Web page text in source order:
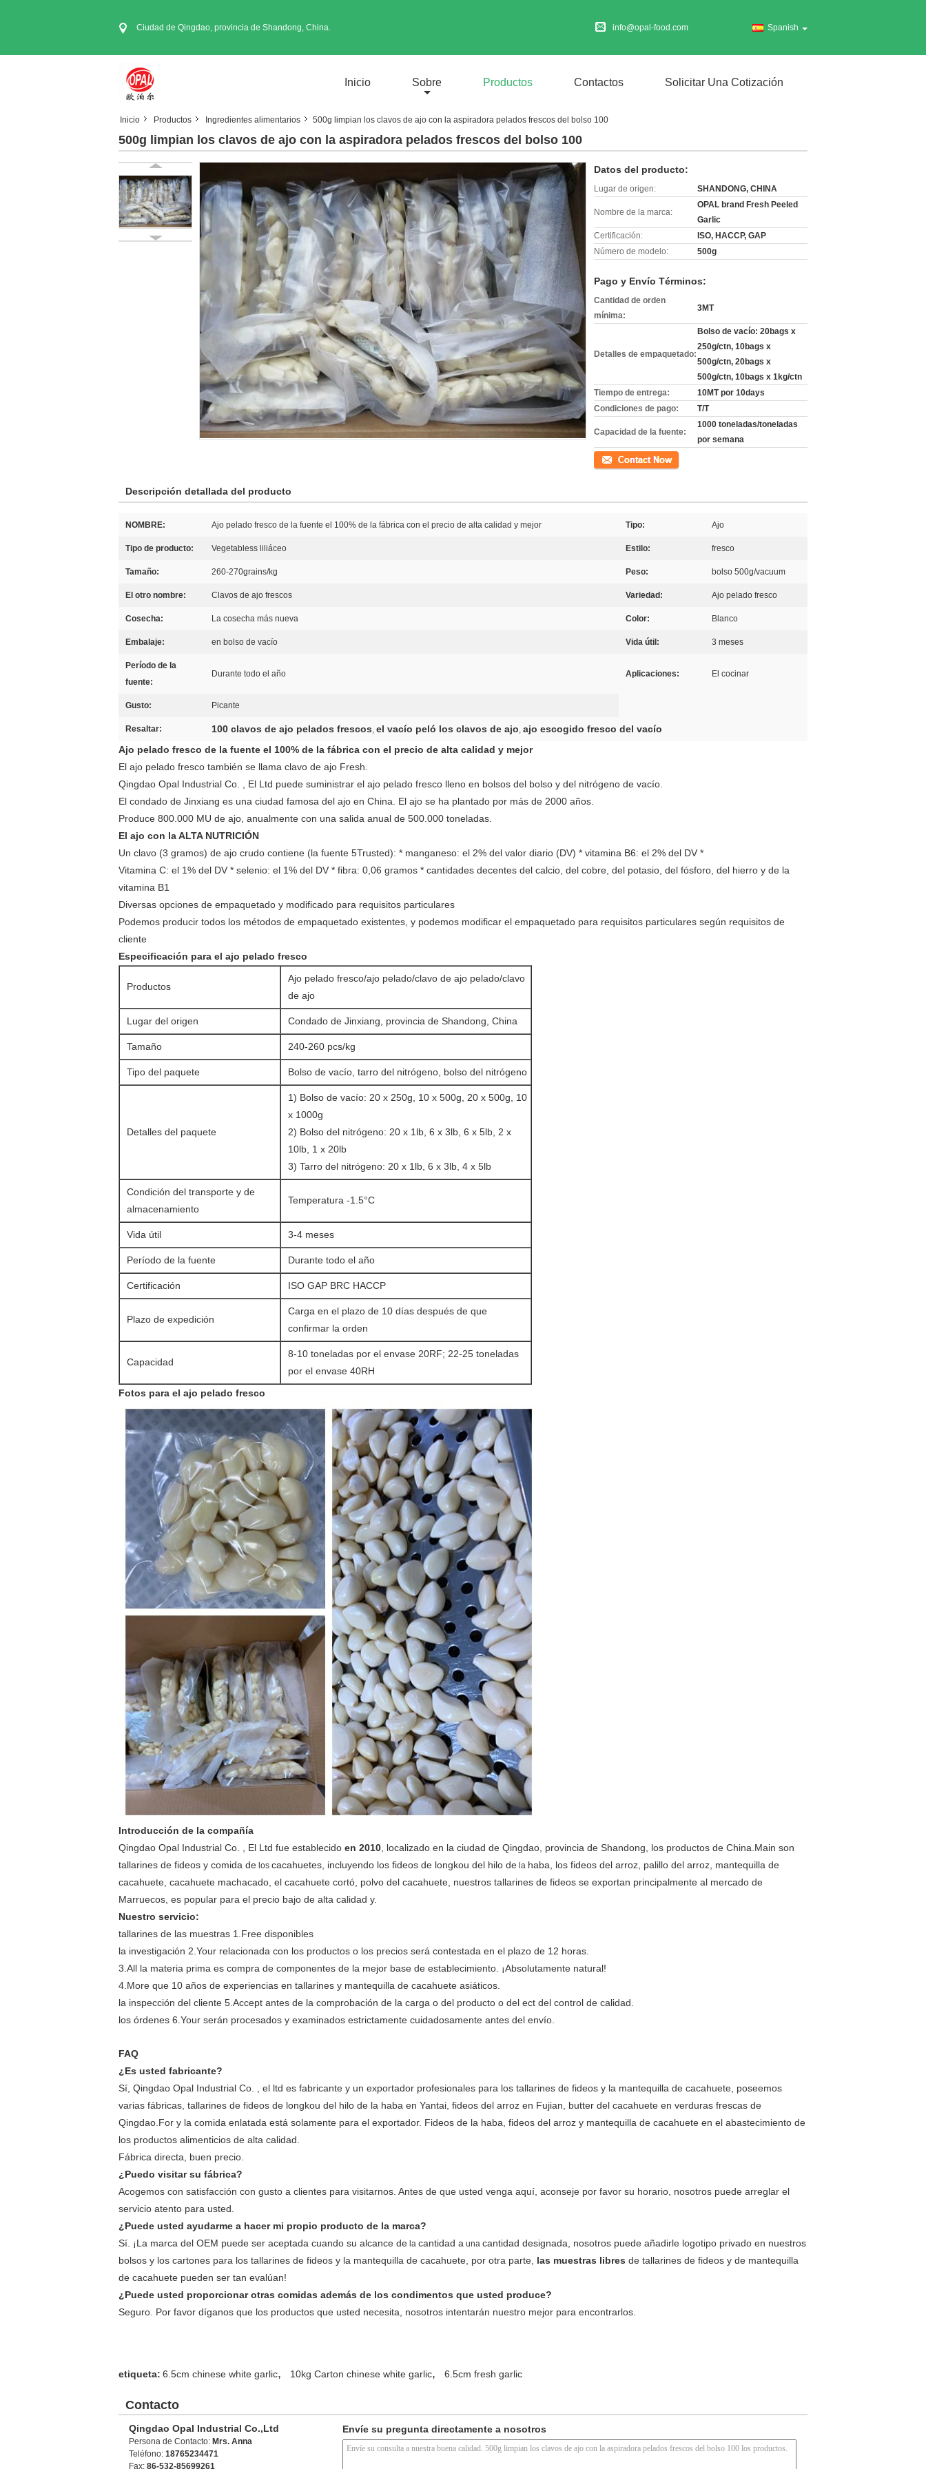
Ciudad de Qingdao, provincia de Shandong, China. info@opal-food.com Spanish
Inicio Sobre Productos Contactos Solicitar Una Cotización
Inicio Productos Ingredientes alimentarios 500g limpian los clavos de ajo con la aspiradora pelados frescos del bolso 100
500g limpian los clavos de ajo con la aspiradora pelados frescos del bolso 100
Datos del producto:
Lugar de origen: SHANDONG, CHINA
Nombre de la marca:
OPAL brand Fresh Peeled
Garlic
Certificación:
ISO, HACCP, GAP
Número de modelo:
500g
Pago y Envío Términos:
Cantidad de orden
mínima:
3MT
Detalles de empaquetado:
Bolso de vacío: 20bags x
250g/ctn, 10bags x
500g/ctn, 20bags x
500g/ctn, 10bags x 1kg/ctn
Tiempo de entrega:
10MT por 10days
Condiciones de pago:
T/T
Capacidad de la fuente:
1000 toneladas/toneladas
por semana
Contacto
Descripción detallada del producto
NOMBRE: Ajo pelado fresco de la fuente el 100% de la fábrica con el precio de alta calidad y mejor Tipo: Ajo
Tipo de producto: Vegetabless liliáceo Estilo: fresco
Tamaño: 260-270grains/kg Peso: bolso 500g/vacuum
El otro nombre: Clavos de ajo frescos Variedad: Ajo pelado fresco
Cosecha: La cosecha más nueva Color: Blanco
Embalaje: en bolso de vacío Vida útil: 3 meses
Período de la
fuente:
Durante todo el año Aplicaciones: El cocinar
Gusto: Picante
Resaltar: 100 clavos de ajo pelados frescos, el vacío peló los clavos de ajo, ajo escogido fresco del vacío
Ajo pelado fresco de la fuente el 100% de la fábrica con el precio de alta calidad y mejor
El ajo pelado fresco también se llama clavo de ajo Fresh.
Qingdao Opal Industrial Co. , El Ltd puede suministrar el ajo pelado fresco lleno en bolsos del bolso y del nitrógeno de vacío.
El condado de Jinxiang es una ciudad famosa del ajo en China. El ajo se ha plantado por más de 2000 años.
Produce 800.000 MU de ajo, anualmente con una salida anual de 500.000 toneladas.
El ajo con la ALTA NUTRICIÓN
Un clavo (3 gramos) de ajo crudo contiene (la fuente 5Trusted): * manganeso: el 2% del valor diario (DV) * vitamina B6: el 2% del DV *
Vitamina C: el 1% del DV * selenio: el 1% del DV * fibra: 0,06 gramos * cantidades decentes del calcio, del cobre, del potasio, del fósforo, del hierro y de la
vitamina B1
Diversas opciones de empaquetado y modificado para requisitos particulares
Podemos producir todos los métodos de empaquetado existentes, y podemos modificar el empaquetado para requisitos particulares según requisitos de
cliente
Especificación para el ajo pelado fresco
Productos
Ajo pelado fresco/ajo pelado/clavo de ajo pelado/clavo
de ajo
Lugar del origen Condado de Jinxiang, provincia de Shandong, China
Tamaño 240-260 pcs/kg
Tipo del paquete Bolso de vacío, tarro del nitrógeno, bolso del nitrógeno
Detalles del paquete
1) Bolso de vacío: 20 x 250g, 10 x 500g, 20 x 500g, 10
x 1000g
2) Bolso del nitrógeno: 20 x 1lb, 6 x 3lb, 6 x 5lb, 2 x
10lb, 1 x 20lb
3) Tarro del nitrógeno: 20 x 1lb, 6 x 3lb, 4 x 5lb
Condición del transporte y de
almacenamiento
Temperatura -1.5°C
Vida útil 3-4 meses
Período de la fuente Durante todo el año
Certificación ISO GAP BRC HACCP
Plazo de expedición
Carga en el plazo de 10 días después de que
confirmar la orden
Capacidad
8-10 toneladas por el envase 20RF; 22-25 toneladas
por el envase 40RH
Fotos para el ajo pelado fresco
Introducción de la compañía
Qingdao Opal Industrial Co. , El Ltd fue establecido en 2010 , localizado en la ciudad de Qingdao, provincia de Shandong, los productos de China.Main son
tallarines de fideos y comida de los cacahuetes, incluyendo los fideos de longkou del hilo de la haba, los fideos del arroz, palillo del arroz, mantequilla de
cacahuete, cacahuete machacado, el cacahuete cortó, polvo del cacahuete, nuestros tallarines de fideos se exportan principalmente al mercado de
Marruecos, es popular para el precio bajo de alta calidad y.
Nuestro servicio:
tallarines de las muestras 1.Free disponibles
la investigación 2.Your relacionada con los productos o los precios será contestada en el plazo de 12 horas.
3.All la materia prima es compra de componentes de la mejor base de establecimiento. ¡Absolutamente natural!
4.More que 10 años de experiencias en tallarines y mantequilla de cacahuete asiáticos.
la inspección del cliente 5.Accept antes de la comprobación de la carga o del producto o del ect del control de calidad.
los órdenes 6.Your serán procesados y examinados estrictamente cuidadosamente antes del envío.
FAQ
¿Es usted fabricante?
Sí, Qingdao Opal Industrial Co. , el ltd es fabricante y un exportador profesionales para los tallarines de fideos y la mantequilla de cacahuete, poseemos
varias fábricas, tallarines de fideos de longkou del hilo de la haba en Yantai, fideos del arroz en Fujian, butter del cacahuete en verduras frescas de
Qingdao.For y la comida enlatada está solamente para el exportador. Fideos de la haba, fideos del arroz y mantequilla de cacahuete en el abastecimiento de
los productos alimenticios de alta calidad.
Fábrica directa, buen precio.
¿Puedo visitar su fábrica?
Acogemos con satisfacción con gusto a clientes para visitarnos. Antes de que usted venga aquí, aconseje por favor su horario, nosotros puede arreglar el
servicio atento para usted.
¿Puede usted ayudarme a hacer mi propio producto de la marca?
Sí. ¡La marca del OEM puede ser aceptada cuando su alcance de la cantidad a una cantidad designada, nosotros puede añadirle logotipo privado en nuestros
bolsos y los cartones para los tallarines de fideos y la mantequilla de cacahuete, por otra parte, las muestras libres de tallarines de fideos y de mantequilla
de cacahuete pueden ser tan evalúan!
¿Puede usted proporcionar otras comidas además de los condimentos que usted produce?
Seguro. Por favor díganos que los productos que usted necesita, nosotros intentarán nuestro mejor para encontrarlos.
etiqueta: 6.5cm chinese white garlic, 10kg Carton chinese white garlic, 6.5cm fresh garlic
Contacto
Qingdao Opal Industrial Co.,Ltd
Persona de Contacto: Mrs. Anna
Teléfono: 18765234471
Fax: 86-532-85699261
Envíe su pregunta directamente a nosotros